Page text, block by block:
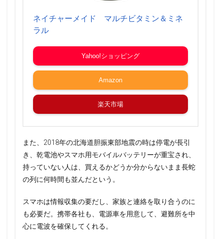
ネイチャーメイド マルチビタミン＆ミネ
ラル
Yahoo!ショッピング
Amazon
楽天市場
また、2018年の北海道胆振東部地震の時は停電が長引
き、乾電池やスマホ用モバイルバッテリーが重宝され、
持っていない人は、買えるかどうか分からないまま長蛇
の列に何時間も並んだという。
スマホは情報収集の要だし、家族と連絡を取り合うのに
も必要だ。携帯各社も、電源車を用意して、避難所を中
心に電波を確保してくれる。